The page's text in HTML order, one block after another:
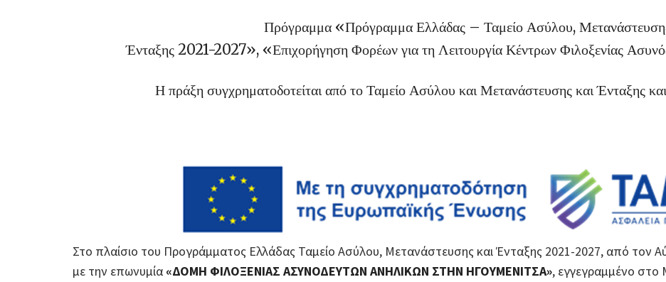
Πρόγραμμα «Πρόγραμμα Ελλάδας – Ταμείο Ασύλου,
Ένταξης 2021-2027», «Επιχορήγηση Φορέων για τη Λειτουργία Κέντρων Φιλοξενίας
Η πράξη συγχρηματοδοτείται από το Ταμείο Ασύλου και Μετανάστευσης και Ένταξης
Στο πλαίσιο του Προγράμματος Ελλάδας Ταμείο Ασύλου, Μετανάστευσης και Ένταξης 2021-2027, από τον
με την επωνυμία«ΔΟΜΗ ΦΙΛΟΞΕΝΙΑΣ ΑΣΥΝΟΔΕΥΤΩΝ ΑΝΗΛΙΚΩΝ ΣΤΗΝ ΗΓΟΥΜΕΝΙΤΣΑ», εγγεγραμμένο στο